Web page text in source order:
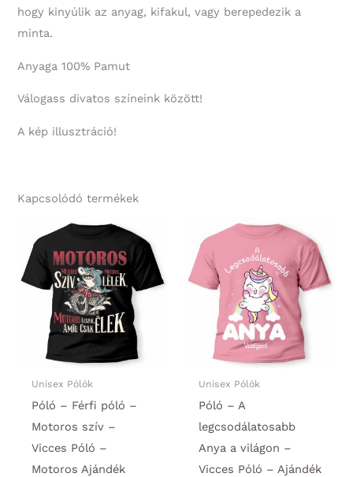
hogy kinyúlik az anyag, kifakul, vagy berepedezik a
minta.
Anyaga 100% Pamut
Válogass divatos színeink között!
A kép illusztráció!
Kapcsolódó termékek
Unisex Pólók
Póló – Férfi póló –
Motoros szív –
Vicces Póló –
Motoros Ajándék
Unisex Pólók
Póló – A
legcsodálatosabb
Anya a világon –
Vicces Póló – Ajándék